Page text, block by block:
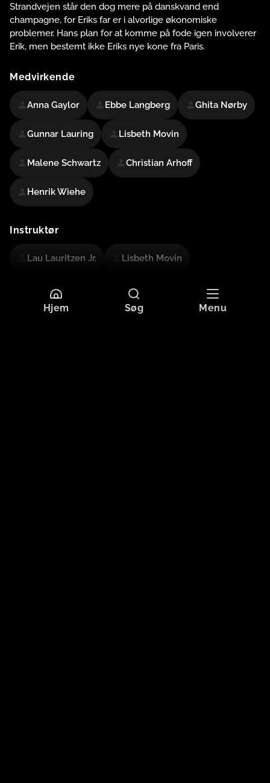
Strandvejen står den dog mere på danskvand end
champagne, for Eriks far er i alvorlige økonomiske
problemer. Hans plan for at komme på fode igen involverer
Erik, men bestemt ikke Eriks nye kone fra Paris.
Medvirkende
Anna Gaylor Ebbe Langberg Ghita Nørby
Gunnar Lauring Lisbeth Movin
Malene Schwartz Christian Arhoff
Henrik Wiehe
Instruktør
Lau Lauritzen Jr. Lisbeth Movin
Mere information
Hjem Søg Menu